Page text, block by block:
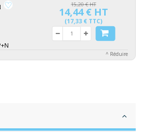
15,20 € HT
14,44 € HT
(17,33 € TTC)
^ Réduire